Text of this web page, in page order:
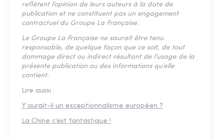
reflètent l’opinion de leurs auteurs à la date de
publication et ne constituent pas un engagement
contractuel du Groupe La Française.
Le Groupe La Française ne saurait être tenu
responsable, de quelque façon que ce soit, de tout
dommage direct ou indirect résultant de l’usage de la
présente publication ou des informations qu’elle
contient.
Lire aussi :
Y aurait-il un exceptionnalisme européen ?
La Chine c’est fantastique !